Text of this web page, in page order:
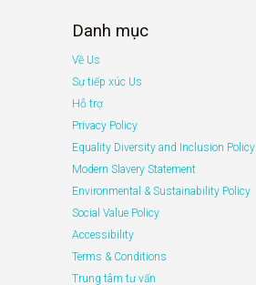
Danh mục
Về Us
Sự tiếp xúc Us
Hỗ trợ
Privacy Policy
Equality Diversity and Inclusion Policy
Modern Slavery Statement
Environmental & Sustainability Policy
Social Value Policy
Accessibility
Terms & Conditions
Trung tâm tư vấn